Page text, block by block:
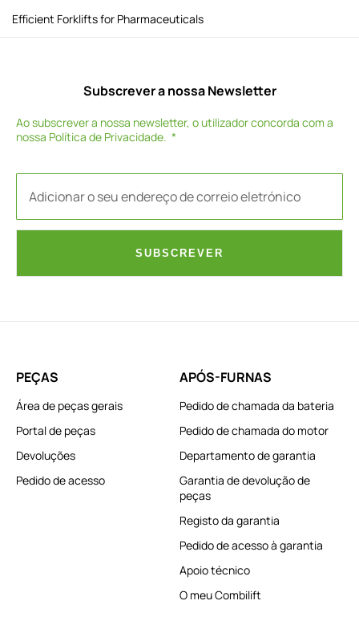
Efficient Forklifts for Pharmaceuticals
Subscrever a nossa Newsletter
Ao subscrever a nossa newsletter, o utilizador concorda com a
nossa Política de Privacidade.
SUBSCREVER
PEÇAS
Área de peças gerais
Portal de peças
Devoluções
Pedido de acesso
APÓS-FURNAS
Pedido de chamada da bateria
Pedido de chamada do motor
Departamento de garantia
Garantia de devolução de
peças
Registo da garantia
Pedido de acesso à garantia
Apoio técnico
O meu Combilift